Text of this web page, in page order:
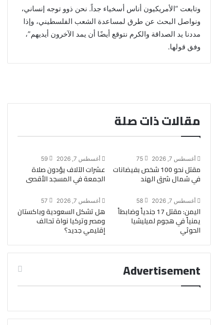
وتابعت “الأمريكيون أناس أسخياء جداً. نحن ذوو توجه إنساني،
ونواصل البحث عن طرق لمساعدة الشعب الفلسطيني، وإذا
مددنا يد الصداقة والكرم نتوقع أيضًا أن يمد الآخرون أيديهم”،
وفق قولها.
مقالات ذات صلة
أغسطس 7, 2026 75
مقتل نحو 100 شخص بفيضانات
في شمال شرق الهند
أغسطس 7, 2026 59
عشرات الآلاف يؤدون صلاة
الجمعة في المسجد الأقصى
أغسطس 7, 2026 58
اليمن: مقتل 17 جندياً وضابطاً
يمنياً في هجوم لميليشيا
الحوثي
أغسطس 7, 2026 57
هل تشكل السعودية وباكستان
ومصر وتركيا نواة تحالف
إقليمي جديد؟
Advertisement